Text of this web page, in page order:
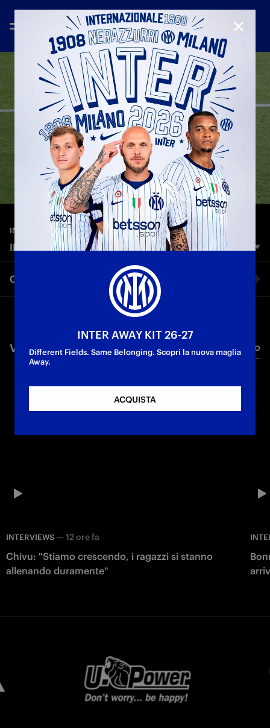
INTERVIEWS—26 giu 2025
INTER-RIVER PLATE: LE INTERVISTE POST MATCH
Pio Esposito, Sommer e Sucic ai microfoni di Inter TV
raccontano la vittoria sul River Plate nella terza giornata della
Condividi video
Twitter
VIDEO CORRELATI Tutti i video
INTERVIEWS — 12 ore fa
Chivu: "Stiamo crescendo, i ragazzi si stanno
allenando duramente"
INTER AWAY KIT 26-27
Different Fields. Same Belonging. Scopri la nuova maglia
Away.
ACQUISTA